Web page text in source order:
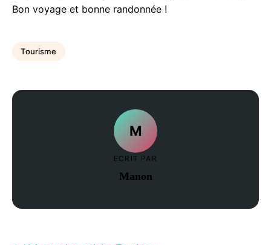
Bon voyage et bonne randonnée !
Tourisme
M
ECRIT PAR
Manon